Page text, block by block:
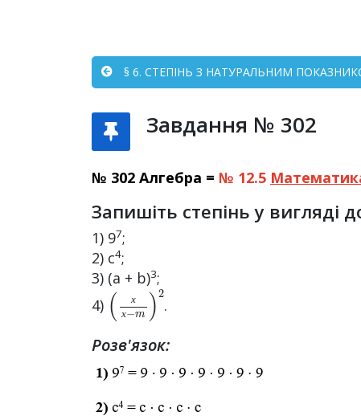
§ 6. СТЕПІНЬ З НАТУРАЛЬНИМ
Завдання № 302
№ 302 Алгебра = № 12.5
Запишіть степінь у вигляді
1) 97;
2) с4;
3) (а + b)3;
4)
х
(х − m)2.
Розв'язок: